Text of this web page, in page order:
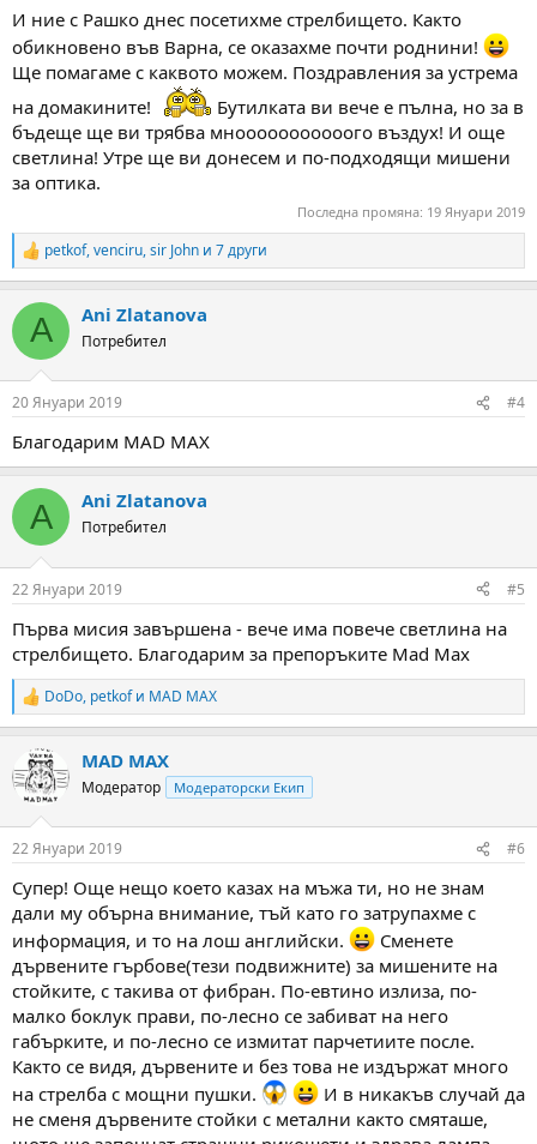
И ние с Рашко днес посетихме стрелбището. Както
обикновено във Варна, се оказахме почти роднини!
Ще помагаме с каквото можем. Поздравления за устрема
на домакините!
Бутилката ви вече е пълна, но за в
бъдеще ще ви трябва мнооооооооооого въздух! И още
светлина! Утре ще ви донесем и по-подходящи мишени
за оптика.
Последна промяна: 19 Януари 2019
R
e
c
i
s
petkof,venciru,sir John и 7 други
A Ani Zlatanova
Потребител
20 Януари 2019 #4
Благодарим MAD MAX
A Ani Zlatanova
Потребител
22 Януари 2019 #5
Първа мисия завършена - вече има повече светлина на
стрелбището. Благодарим за препоръките Mad Max
R
e
t
s
DoDo, petkofи MAD MAX
MAD MAX
Модератор Модераторски Екип
22 Януари 2019 #6
Супер! Още нещо което казах на мъжа ти, но не знам
дали му обърна внимание, тъй като го затрупахме с
информация, и то на лош английски.
Сменете
дървените гърбове(тези подвижните) за мишените на
стойките, с такива от фибран. По-евтино излиза, по-
малко боклук прави, по-лесно се забиват на него
габърките, и по-лесно се измитат парчетиите после.
Както се видя, дървените и без това не издържат много
на стрелба с мощни пушки.
И в никакъв случай да
не сменя дървените стойки с метални както смяташе,